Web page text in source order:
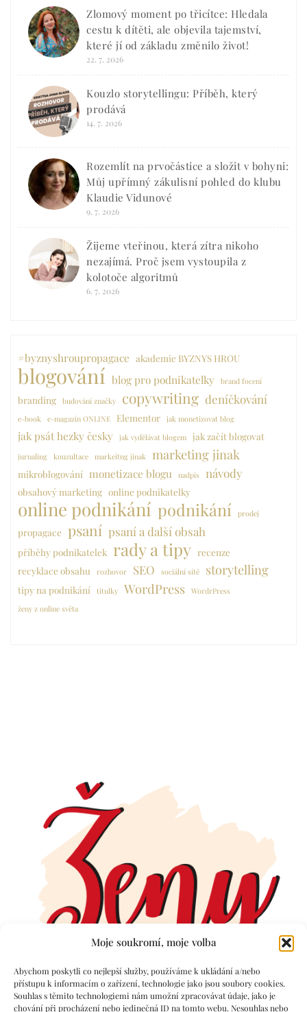
Moje soukromí, moje volba
Abychom poskytli co nejlepší služby, používáme k ukládání a/nebo
přístupu k informacím o zařízení, technologie jako jsou soubory cookies.
Souhlas s těmito technologiemi nám umožní zpracovávat údaje, jako je
chování při procházení nebo jedinečná ID na tomto webu. Nesouhlas nebo
Zlomový moment po třicítce: Hledala
cestu k dítěti, ale objevila tajemství,
které jí od základu změnilo život!
22. 7. 2026
Kouzlo storytellingu: Příběh, který
prodává
14. 7. 2026
Rozemlít na prvočástice a složit v bohyni:
Můj upřímný zákulisní pohled do klubu
Klaudie Vidunové
9. 7. 2026
Žijeme vteřinou, která zítra nikoho
nezajímá. Proč jsem vystoupila z
kolotoče algoritmů
6. 7. 2026
#byznyshroupropagace akademie BYZNYS HROU
blogování blog pro podnikatelky brand focení
branding budování značky copywriting deníčkování
e-book e-magazín ONLINE Elementor jak monetizovat blog
jak psát hezky česky jak vydělávat blogem jak začít blogovat
jurnaling kouzultace markeitng jinak marketing jinak
mikroblogování monetizace blogu nadpis návody
obsahový marketing online podnikatelky
online podnikání podnikání prodej
propagace psaní psaní a další obsah
příběhy podnikatelek rady a tipy recenze
recyklace obsahu
rozhovor SEO sociální sítě storytelling
tipy na podnikání titulky WordPress WordrPress
ženy z online světa